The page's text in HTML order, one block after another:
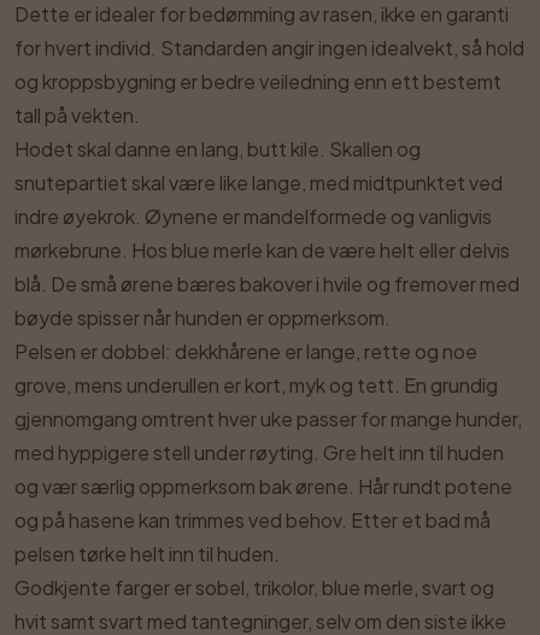
Dette er idealer for bedømming av rasen, ikke en garanti
for hvert individ. Standarden angir ingen idealvekt, så hold
og kroppsbygning er bedre veiledning enn ett bestemt
tall på vekten.
Hodet skal danne en lang, butt kile. Skallen og
snutepartiet skal være like lange, med midtpunktet ved
indre øyekrok. Øynene er mandelformede og vanligvis
mørkebrune. Hos blue merle kan de være helt eller delvis
blå. De små ørene bæres bakover i hvile og fremover med
bøyde spisser når hunden er oppmerksom.
Pelsen er dobbel: dekkhårene er lange, rette og noe
grove, mens underullen er kort, myk og tett. En grundig
gjennomgang omtrent hver uke passer for mange hunder,
med hyppigere stell under røyting. Gre helt inn til huden
og vær særlig oppmerksom bak ørene. Hår rundt potene
og på hasene kan trimmes ved behov. Etter et bad må
pelsen tørke helt inn til huden.
Godkjente farger er sobel, trikolor, blue merle, svart og
hvit samt svart med tantegninger, selv om den siste ikke